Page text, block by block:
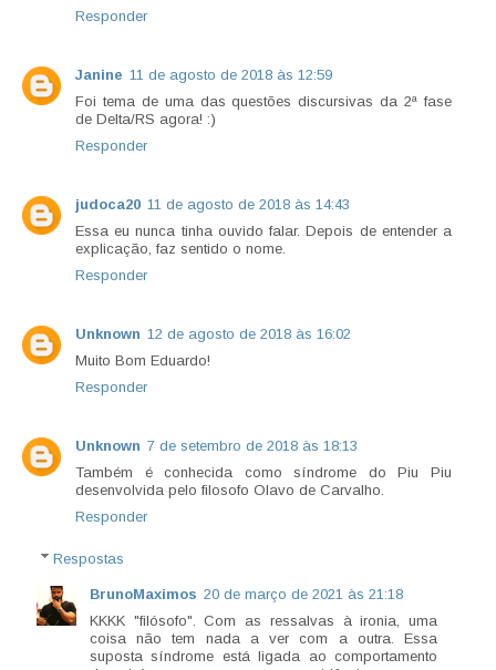
Responder
Janine 11 de agosto de 2018 às 12:59
Foi tema de uma das questões discursivas da 2ª fase
de Delta/RS agora! :)
Responder
judoca20 11 de agosto de 2018 às 14:43
Essa eu nunca tinha ouvido falar. Depois de entender a
explicação, faz sentido o nome.
Responder
Unknown 12 de agosto de 2018 às 16:02
Muito Bom Eduardo!
Responder
Unknown 7 de setembro de 2018 às 18:13
Também é conhecida como síndrome do Piu Piu
desenvolvida pelo filosofo Olavo de Carvalho.
Responder
Respostas
BrunoMaximos 20 de março de 2021 às 21:18
KKKK "filósofo". Com as ressalvas à ironia, uma
coisa não tem nada a ver com a outra. Essa
suposta síndrome está ligada ao comportamento